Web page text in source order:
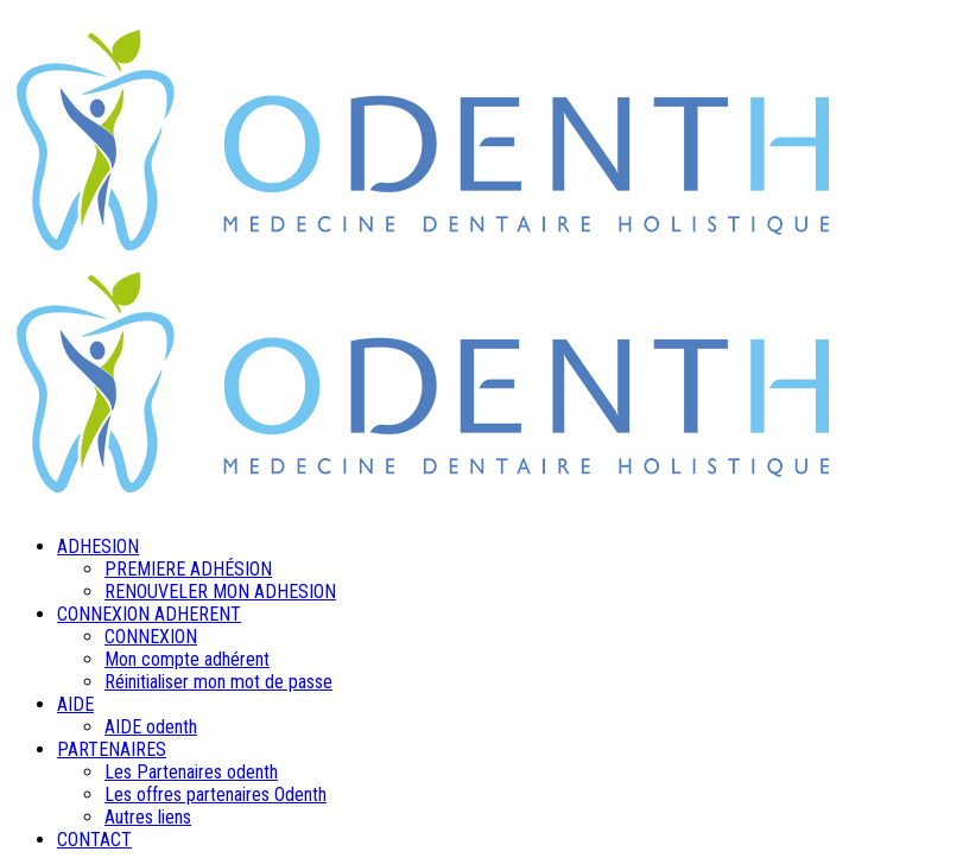
ADHESION
PREMIERE ADHÉSION
RENOUVELER MON ADHESION
CONNEXION ADHERENT
CONNEXION
Mon compte adhérent
Réinitialiser mon mot de passe
AIDE
AIDE odenth
PARTENAIRES
Les Partenaires odenth
Les offres partenaires Odenth
Autres liens
CONTACT